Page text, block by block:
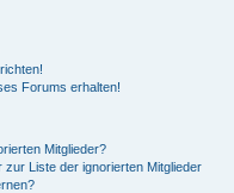
Forums erhalten!
Mitglieder?
Liste der ignorierten Mitglieder